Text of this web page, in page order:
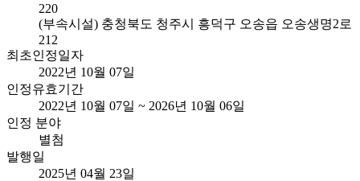
220
(부속시설) 충청북도 청주시 흥덕구 오송읍 오송생명2로
212
최초인정일자
2022년 10월 07일
인정유효기간
2022년 10월 07일 ~ 2026년 10월 06일
인정 분야
별첨
발행일
2025년 04월 23일